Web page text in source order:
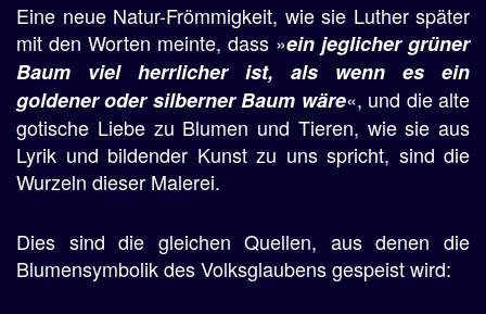
Eine neue Natur-Frömmigkeit, wie sie Luther später
mit den Worten meinte, dass »ein jeglicher grüner
Baum viel herrlicher ist, als wenn es ein
goldener oder silberner Baum wäre«, und die alte
gotische Liebe zu Blumen und Tieren, wie sie aus
Lyrik und bildender Kunst zu uns spricht, sind die
Wurzeln dieser Malerei.
Dies sind die gleichen Quellen, aus denen die
Blumensymbolik des Volksglaubens gespeist wird: